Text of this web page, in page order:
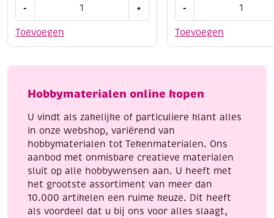
Toevoegen
-
do
summer
aantal
+
Toevoegen
-
kit
3
60
aantal
Hobbymaterialen online kopen
U vindt als zakelijke of particuliere klant alles
in onze webshop, variërend van
hobbymaterialen tot Tekenmaterialen. Ons
aanbod met onmisbare creatieve materialen
sluit op alle hobbywensen aan. U heeft met
het grootste assortiment van meer dan
10.000 artikelen een ruime keuze. Dit heeft
als voordeel dat u bij ons voor alles slaagt,